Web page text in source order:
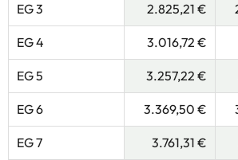
EG 3 2.825,21 €
EG 4 3.016,72 €
EG 5 3.257,22 €
EG 6 3.369,50 €
EG 7 3.761,31 €